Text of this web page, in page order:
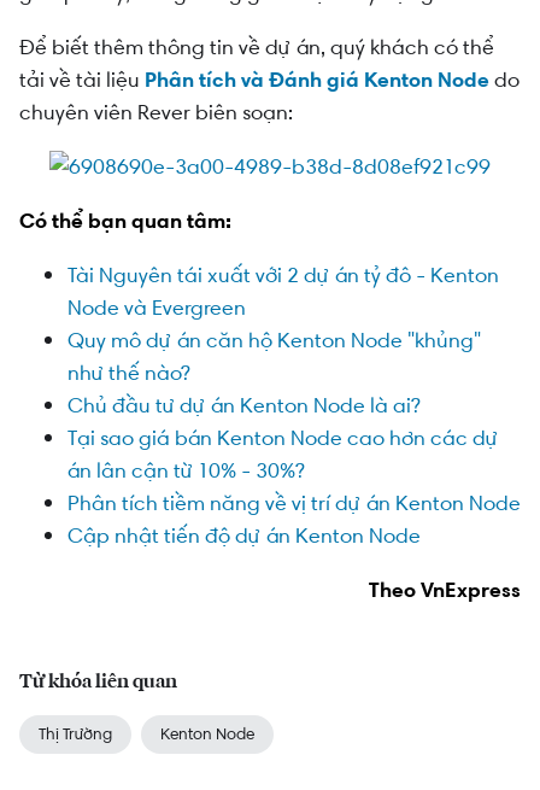
Để biết thêm thông tin về dự án, quý khách có thể
tải về tài liệu Phân tích và Đánh giá Kenton Nodedo
chuyên viên Rever biên soạn:
Có thể bạn quan tâm:
Tài Nguyên tái xuất với 2 dự án tỷ đô - Kenton
Node và Evergreen
Quy mô dự án căn hộ Kenton Node "khủng"
như thế nào?
Chủ đầu tư dự án Kenton Node là ai?
Tại sao giá bán Kenton Node cao hơn các dự
án lân cận từ 10% - 30%?
Phân tích tiềm năng về vị trí dự án Kenton Node
Cập nhật tiến độ dự án Kenton Node
Theo VnExpress
Từ khóa liên quan
Thị Trường Kenton Node